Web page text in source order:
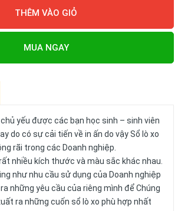
THÊM VÀO GIỎ
MUA NGAY
yếu được các bạn học sinh – sinh viên
do có sự cải tiến về in ấn do vậy Sổ lò xo
rãi trong các Doanh nghiệp.
nhiều kích thước và màu sắc khác nhau.
như nhu cầu sử dụng của Doanh nghiệp
những yêu cầu của riêng mình để Chúng
ra những cuốn sổ lò xo phù hợp nhất